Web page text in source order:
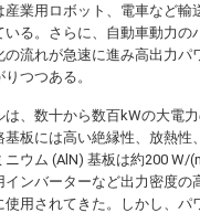
業用ロボット、電車など輸
いる。さらに、自動車動力の
の流れが急速に進み高出力パ
つつある。
、数十から数百kWの大電
基板には高い絶縁性、放熱性
ウム (AlN) 基板は約200 W/
ンバーターなど出力密度の
使用されてきた。しかし、パ